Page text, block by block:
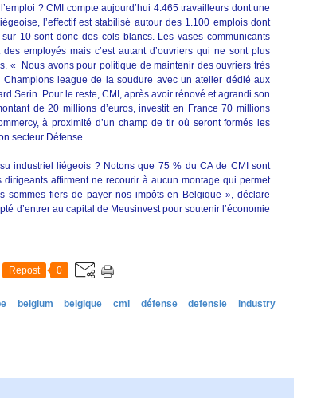
? CMI compte aujourd’hui 4.465 travailleurs dont une
l’effectif est stabilisé autour des 1.100 emplois dont
10 sont donc des cols blancs. Les vases communicants
employés mais c’est autant d’ouvriers qui ne sont plus
« Nous avons pour politique de maintenir des ouvriers très
league de la soudure avec un atelier dédié aux
Serin. Pour le reste, CMI, après avoir rénové et agrandi son
de 20 millions d’euros, investit en France 70 millions
à proximité d’un champ de tir où seront formés les
secteur Défense.
industriel liégeois ? Notons que 75 % du CA de CMI sont
affirment ne recourir à aucun montage qui permet
sommes fiers de payer nos impôts en Belgique », déclare
d’entrer au capital de Meusinvest pour soutenir l’économie
Repost 0
belgium belgique cmi défense defensie industry